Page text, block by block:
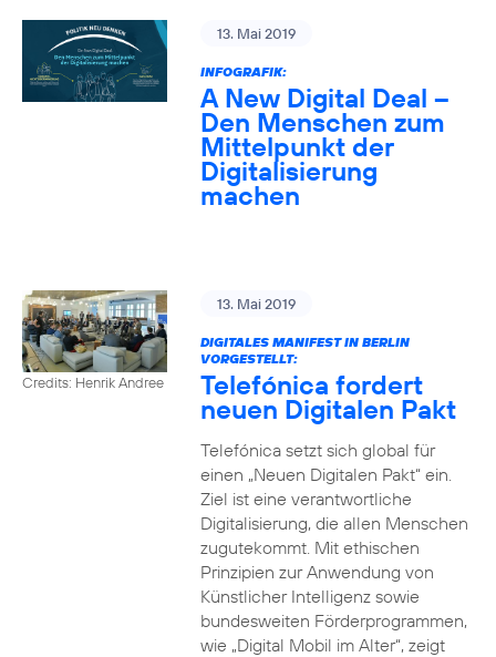
13. Mai 2019
INFOGRAFIK:
A New Digital Deal –
Den Menschen zum
Mittelpunkt der
Digitalisierung
machen
Credits: Henrik Andree
13. Mai 2019
DIGITALES MANIFEST IN BERLIN
VORGESTELLT:
Telefónica fordert
neuen Digitalen Pakt
Telefónica setzt sich global für
einen „Neuen Digitalen Pakt“ ein.
Ziel ist eine verantwortliche
Digitalisierung, die allen Menschen
zugutekommt. Mit ethischen
Prinzipien zur Anwendung von
Künstlicher Intelligenz sowie
bundesweiten Förderprogrammen,
wie „Digital Mobil im Alter“, zeigt